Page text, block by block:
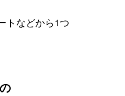
トなどから1つ